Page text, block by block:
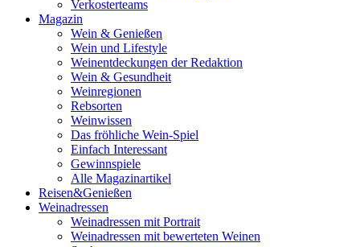
Verkosterteams
Magazin
Wein & Genießen
Wein und Lifestyle
Weinentdeckungen der Redaktion
Wein & Gesundheit
Weinregionen
Rebsorten
Weinwissen
Das fröhliche Wein-Spiel
Einfach Interessant
Gewinnspiele
Alle Magazinartikel
Reisen&Genießen
Weinadressen
Weinadressen mit Portrait
Weinadressen mit bewerteten Weinen